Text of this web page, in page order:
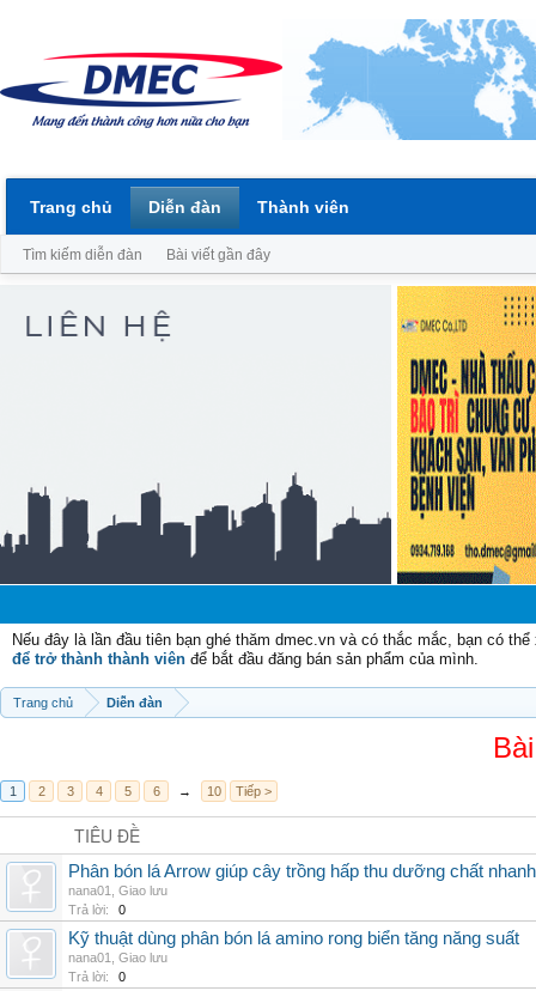
Nếu đây là lần đầu tiên bạn ghé thăm dmec.vn và có thắc mắc, bạn có
để trở thành thành viên để bắt đầu đăng bán sản phẩm của mình.
Trang chủ Diễn đàn
1 2 3 4 5 6 → 10 Tiếp >
TIÊU ĐỀ
Phân bón lá Arrow giúp cây trồng hấp thu dưỡng chất nhanh
nana01
Giao lưu
Trả lời:
0
Kỹ thuật dùng phân bón lá amino rong biển tăng năng suất
nana01
Giao lưu
Trả lời:
0
Trang chủ Diễn đàn
Tìm kiếm diễn đàn Bài viết gần đây
Thành viên